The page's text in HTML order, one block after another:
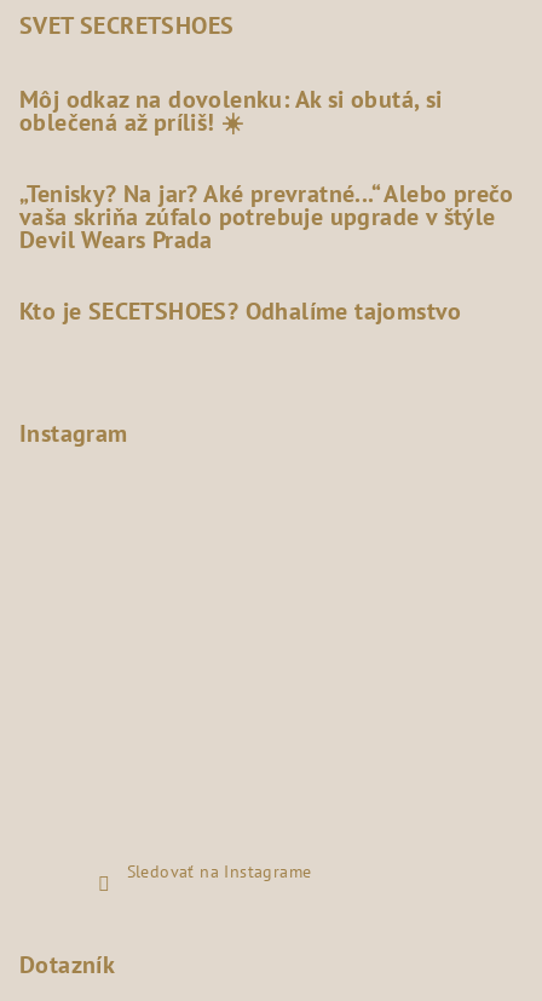
SVET SECRETSHOES
Môj odkaz na dovolenku: Ak si obutá, si
oblečená až príliš! ☀️
„Tenisky? Na jar? Aké prevratné...“ Alebo prečo
vaša skriňa zúfalo potrebuje upgrade v štýle
Devil Wears Prada
Kto je SECETSHOES? Odhalíme tajomstvo
Instagram
Sledovať na Instagrame
Dotazník